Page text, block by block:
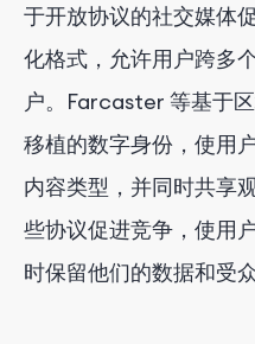
于开放协议的社交媒体
化格式，允许用户跨多
户。Farcaster 等基于
移植的数字身份，使用
内容类型，并同时共享
些协议促进竞争，使用
时保留他们的数据和受众